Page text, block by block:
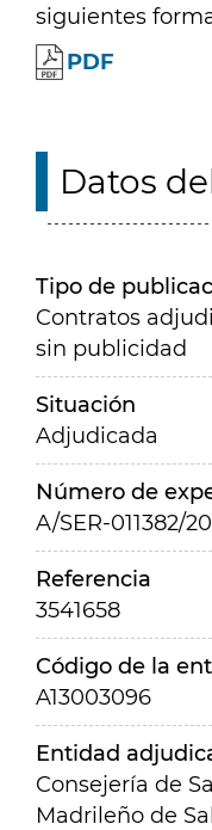
siguientes
PDF
Datos
Tipo de
Contratos
sin publicidad
Situación
Adjudicada
Número de
A/SER-011382/
Referencia
3541658
Código de la
A13003096
Entidad
Consejería de
Madrileño de